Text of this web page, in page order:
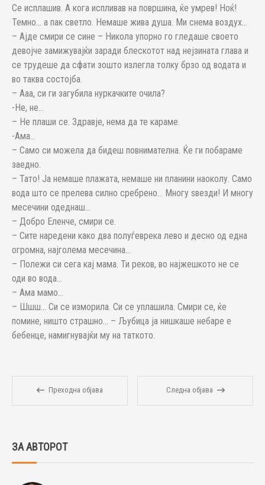
Се исплашив. А кога испливав на површина, ќе умрев! Ноќ!
Темно… а пак светло. Немаше жива душа. Ми снема воздух…
– Ајде смири се сине – Никола упорно го гледаше своето
девојче замижувајќи заради блескотот над нејзината глава и
се трудеше да сфати зошто излегла толку брзо од водата и
во таква состојба.
– Ааа, си ги загубила нуркачките очила?
-Не, не…
– Не плаши се. Здравје, нема да те караме.
-Ама…
– Само си можела да бидеш повнимателна. Ќе ги побараме
заедно.
– Тато! Ја немаше плажата, немаше ни планини наоколу. Само
вода што се прелева силно сребрено… Многу ѕвезди! И многу
месечини одеднаш…
– Добро Еленче, смири се.
– Сите наредени како два полуѓеврека лево и десно од една
огромна, најголема месечина…
– Полежи си сега кај мама. Ти реков, во најжешкото не се
оди во вода…
– Ама мамо…
– Шшш… Си се изморила. Си се уплашила. Смири се, ќе
помине, ништо страшно… – Љубица ја нишкаше небаре е
бебенце, намигнувајќи му на таткото.
Преходна објава Следна објава
ЗА АВТОРОТ